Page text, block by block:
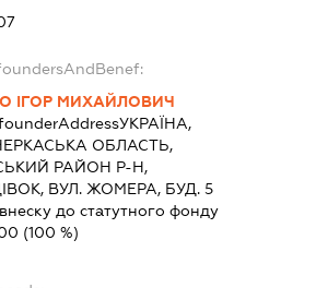
ІГОР МИХАЙЛОВИЧ
УКРАЇНА,
ОБЛАСТЬ,
РАЙОН Р-Н,
ВУЛ. ЖОМЕРА, БУД. 5
до статутного фонду
(100 %)